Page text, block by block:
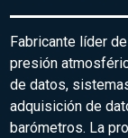
Fabricante líder
presión
de datos,
adquisición de
barómetros. La